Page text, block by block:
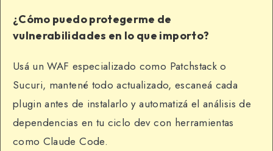
¿Cómo puedo protegerme de
vulnerabilidades en lo que importo?
Usá un WAF especializado como Patchstack o
Sucuri, mantené todo actualizado, escaneá cada
plugin antes de instalarlo y automatizá el análisis de
dependencias en tu ciclo dev con herramientas
como Claude Code.